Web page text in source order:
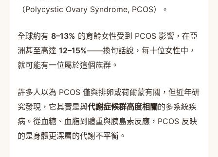
（Polycystic Ovary Syndrome, PCOS）。
全球約有 8–13% 的育齡女性受到 PCOS 影響，在亞
洲甚至高達 12–15%——換句話說，每十位女性中，
就可能有一位屬於這個族群。
許多人以為 PCOS 僅與排卵或荷爾蒙有關，但近年研
究發現，它其實是與代謝症候群高度相關的多系統疾
病。從血糖、血脂到體重與胰島素反應，PCOS 反映
的是身體更深層的代謝不平衡。